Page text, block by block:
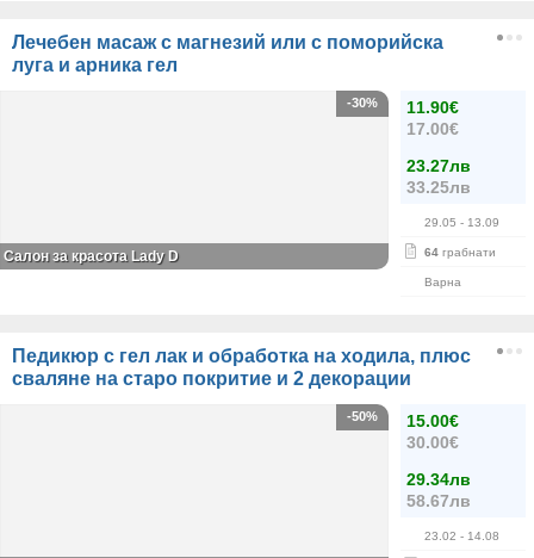
Лечебен масаж с магнезий или с поморийска
луга и арника гел
11.90€
17.00€
23.27лв
33.25лв
29.05 - 13.09
64 грабнати
Варна
-30%
Салон за красота Lady D
Педикюр с гел лак и обработка на ходила, плюс
сваляне на старо покритие и 2 декорации
15.00€
30.00€
29.34лв
58.67лв
23.02 - 14.08
-50%